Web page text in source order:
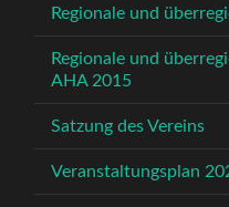
Regionale und
Regionale und
AHA 2015
Satzung des Vereins
Veranstaltungsplan